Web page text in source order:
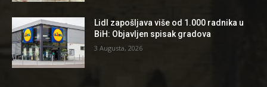
Lidl zapošljava više od 1.000 radnika u
BiH: Objavljen spisak gradova
3 Augusta, 2026